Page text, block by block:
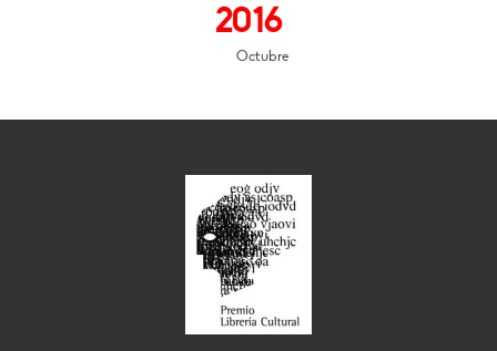
2016
Octubre